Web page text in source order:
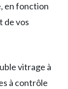
en fonction
de vos
vitrage à
à contrôle